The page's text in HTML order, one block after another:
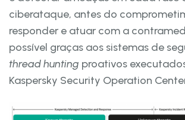
ciberataque, antes do
responder e atuar com a
possível graças aos sistemas de
threadhunting proativos
Kaspersky Security Operation